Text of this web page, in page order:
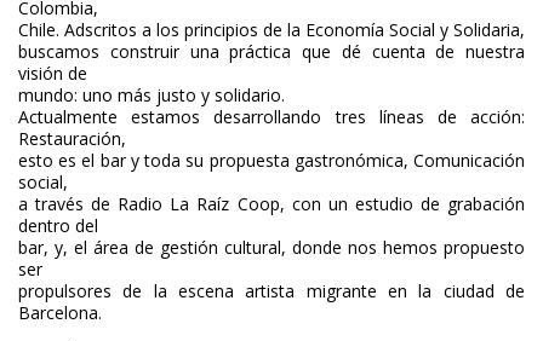
Colombia,
Chile. Adscritos a los principios de la Economía Social y Solidaria,
buscamos construir una práctica que dé cuenta de nuestra
visión de
mundo: uno más justo y solidario.
Actualmente estamos desarrollando tres líneas de acción:
Restauración,
esto es el bar y toda su propuesta gastronómica, Comunicación
social,
a través de Radio La Raíz Coop, con un estudio de grabación
dentro del
bar, y, el área de gestión cultural, donde nos hemos propuesto
ser
propulsores de la escena artista migrante en la ciudad de
Barcelona.